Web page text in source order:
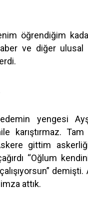
öğrendiğim
ve diğer ulusal
yengesi
karıştırmaz. Tam
gittim
“Oğlum
attık.